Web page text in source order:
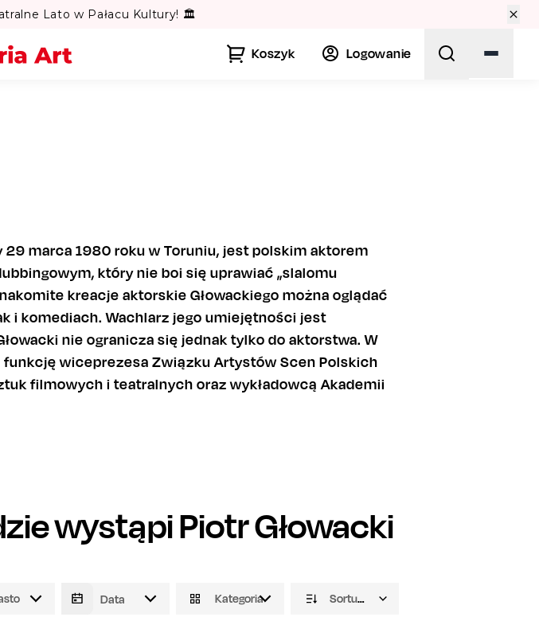
Lato w Pałacu Kultury! 🏛️
Koszyk Logowanie
29 marca 1980 roku w Toruniu, jest polskim aktorem
który nie boi się uprawiać „slalomu
kreacje aktorskie Głowackiego można oglądać
i komediach. Wachlarz jego umiejętności jest
nie ogranicza się jednak tylko do aktorstwa. W
funkcję wiceprezesa Związku Artystów Scen Polskich
filmowych i teatralnych oraz wykładowcą Akademii
wystąpiPiotr Głowacki
Kategoria Sortuj domyślnie